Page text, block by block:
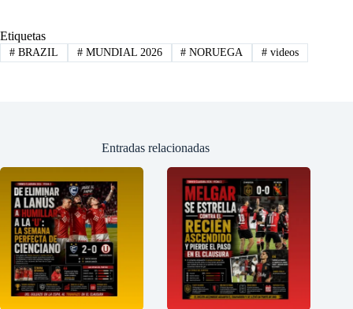
Etiquetas
#BRAZIL #MUNDIAL 2026 # NORUEGA # videos
Entradas relacionadas